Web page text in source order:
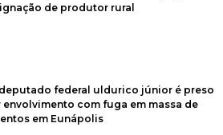
de produtor rural
federal uldurico júnior é preso
envolvimento com fuga em massa de
em Eunápolis